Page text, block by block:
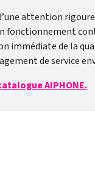
attention
fonctionnement
immédiate de la
de service
AIPHONE.